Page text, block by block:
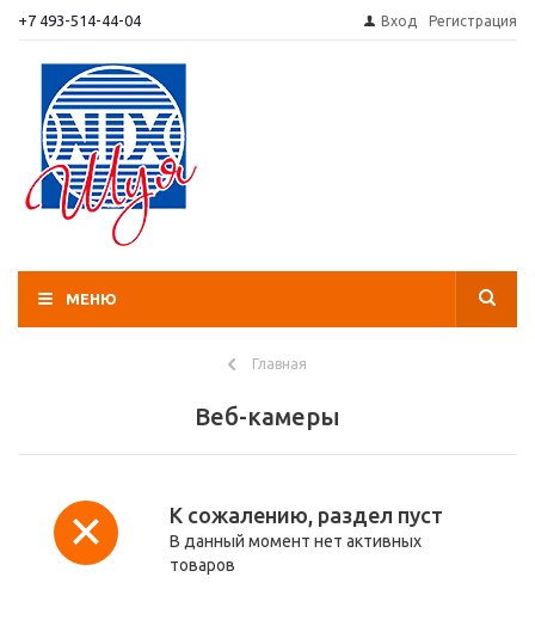
+7 493-514-44-04 Вход Регистрация
МЕНЮ
Главная
Веб-камеры
К сожалению, раздел пуст
В данный момент нет активных
товаров